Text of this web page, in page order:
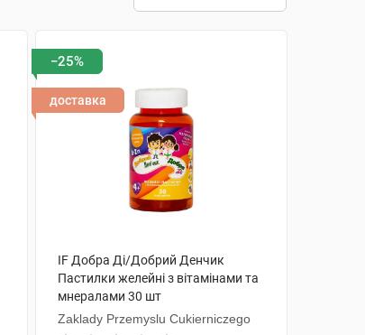
−25%
доставка
IF Добра Ді/Добрий Денчик
Пастилки желейні з вітамінами та
мнералами 30 шт
Zaklady Przemyslu Cukierniczego